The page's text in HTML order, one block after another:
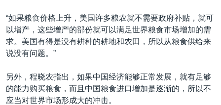
“如果粮食价格上升，美国许多粮农就不需要政府补贴，就可
以增产，这些增产的部份就可以满足世界粮食市场增加的需
求。美国有得是没有耕种的耕地和农田，所以从粮食供给来
说没有问题。”
另外，程晓农指出，如果中国经济能够正常发展，就有足够
的能力购买粮食，而且中国粮食进口增加是逐渐的，所以不
应当对世界市场形成大的冲击。